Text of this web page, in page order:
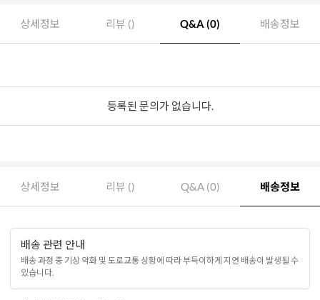
상세정보 리뷰 () Q&A (0) 배송정보
등록된 문의가 없습니다.
상세정보 리뷰 () Q&A (0) 배송정보
배송 관련 안내
배송 과정 중 기상 악화 및 도로교통 상황에 따라 부득이하게 지연 배송이 발생될 수
있습니다.